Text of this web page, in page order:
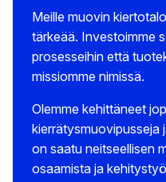
Meille muovin
tärkeää. Investoimme
prosesseihin että
missiomme nimissä.
Olemme kehittäneet
kierrätysmuovipusseja
on saatu neitseellisen
osaamista ja